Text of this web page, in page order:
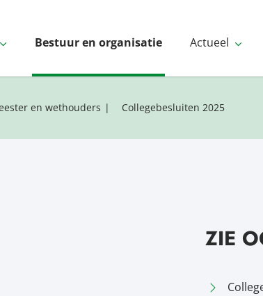
Bestuur en organisatie Actueel
en wethouders Collegebesluiten 2025
ZIE